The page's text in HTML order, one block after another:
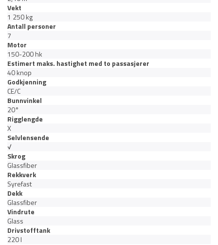
Vekt
1 250 kg
Antall personer
7
Motor
150-200 hk
Estimert maks. hastighet med to passasjerer
40 knop
Godkjenning
CE/C
Bunnvinkel
20°
Rigglengde
X
Selvlensende
√
Skrog
Glassfiber
Rekkverk
Syrefast
Dekk
Glassfiber
Vindrute
Glass
Drivstofftank
220 l